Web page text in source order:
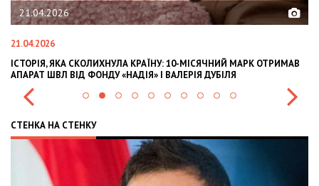
21.04.2026
21.04.2026
ІСТОРІЯ, ЯКА СКОЛИХНУЛА КРАЇНУ: 10-МІСЯЧНИЙ МАРК ОТРИМАВ
АПАРАТ ШВЛ ВІД ФОНДУ «НАДІЯ» І ВАЛЕРІЯ ДУБІЛЯ
СТЕНКА НА СТЕНКУ